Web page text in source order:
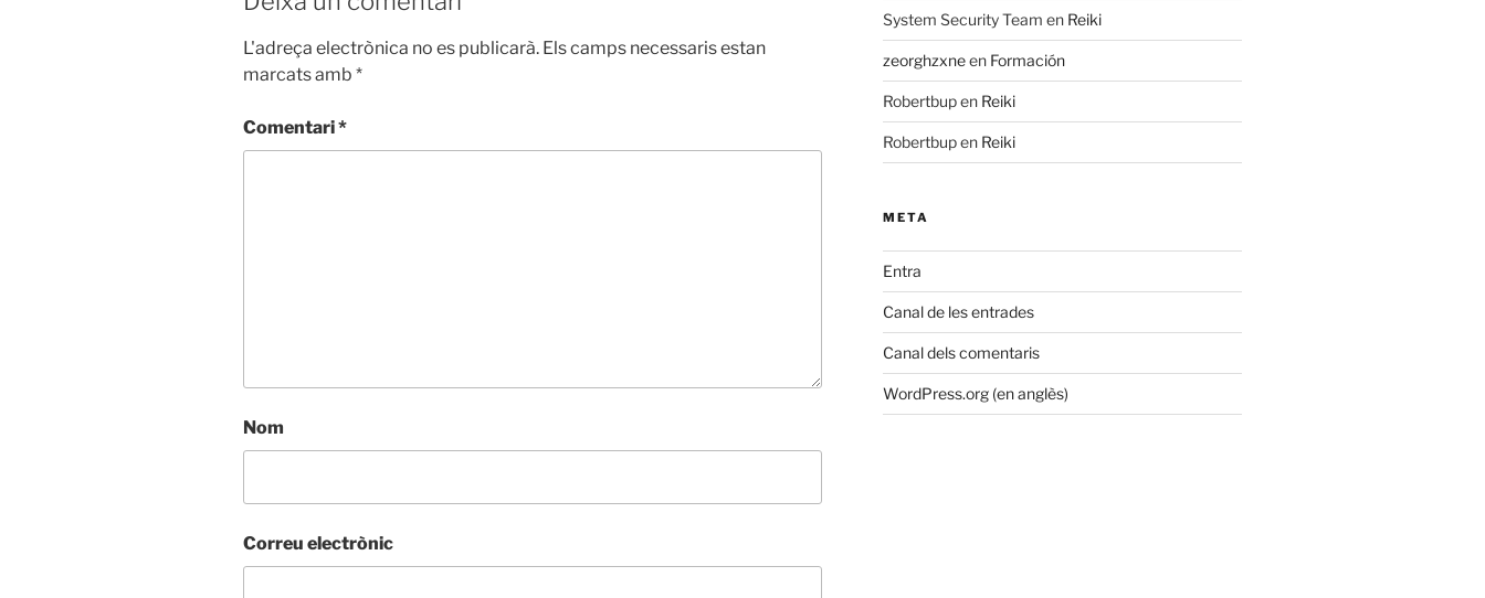
L'adreça electrònica no es publicarà. Els camps necessaris estan
marcats amb *
Comentari*
Nom
Correu electrònic
System Security Team en Reiki
zeorghzxneen Formación
Robertbupen Reiki
Robertbupen Reiki
META
Entra
Canal de les entrades
Canal dels comentaris
WordPress.org (en anglès)